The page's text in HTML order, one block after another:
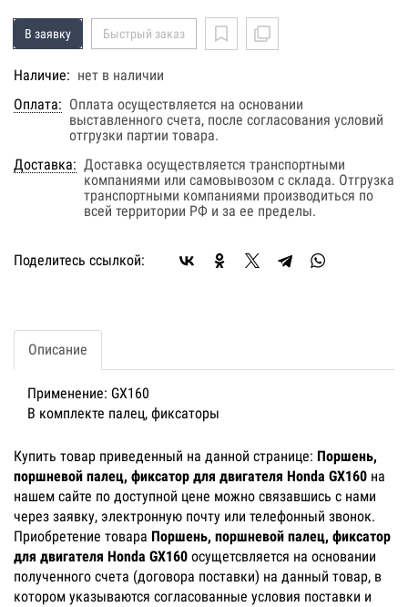
В заявку Быстрый заказ
Наличие: нет в наличии
Оплата: Оплата осуществляется на основании
выставленного счета, после согласования условий
отгрузки партии товара.
Доставка: Доставка осуществляется транспортными
компаниями или самовывозом с склада. Отгрузка
транспортными компаниями производиться по
всей территории РФ и за ее пределы.
Поделитесь ссылкой:
Описание
Применение: GX160
В комплекте палец, фиксаторы
Купить товар приведенный на данной странице: Поршень,
поршневой палец, фиксатор для двигателя Honda GX160 на
нашем сайте по доступной цене можно связавшись с нами
через заявку, электронную почту или телефонный звонок.
Приобретение товара Поршень, поршневой палец, фиксатор
для двигателя Honda GX160 осущетсвляется на основании
полученного счета (договора поставки) на данный товар, в
котором указываются согласованные условия поставки и